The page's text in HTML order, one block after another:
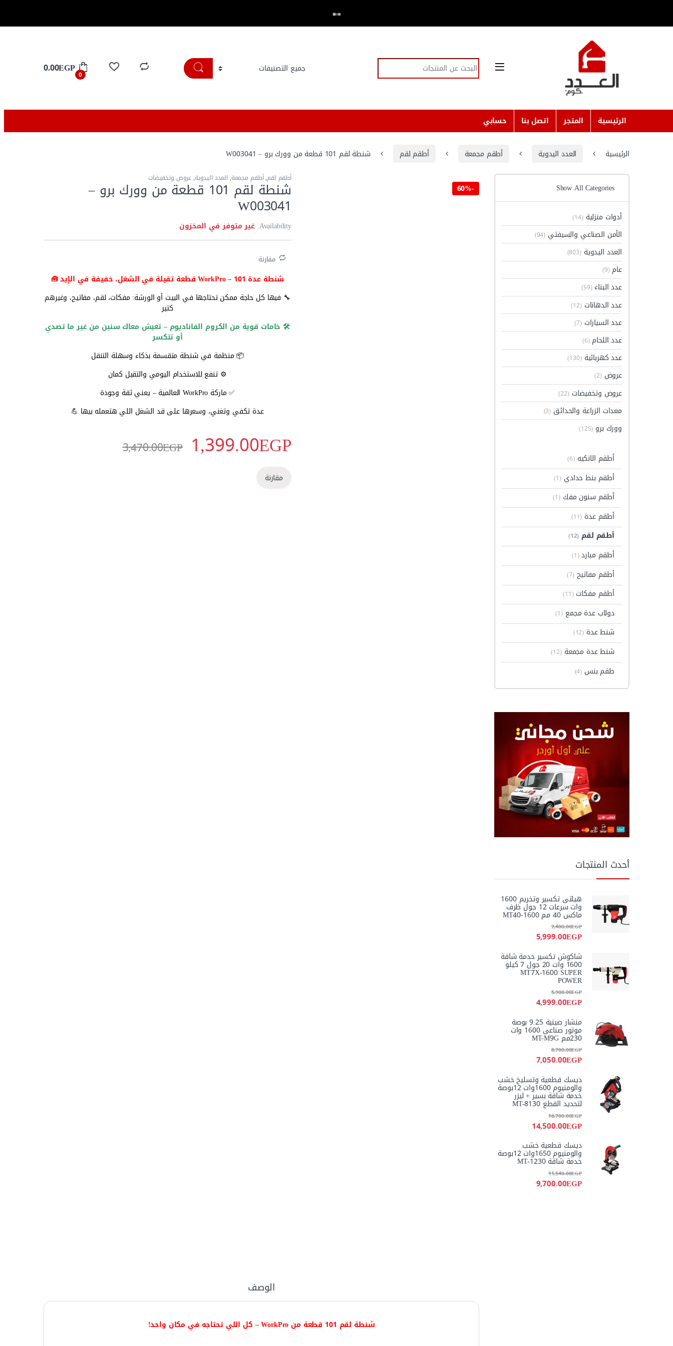
Search for:
0
0.00EGP
الرئيسية المتجر اتصل بنا حسابي
الرئيسية العدد اليدوية أطقم مجمعة أطقم لقم شنطة لقم 101 قطعة من وورك برو – W003041
-
60%
أطقم لقم,أطقم مجمعة,العدد اليدوية,عروض وتخفيضات
شنطة لقم 101 قطعة من وورك برو –
W003041
Availability: غير متوفر في المخزون
مقارنة
شنطة عدة WorkPro – 101 قطعة تقيلة في الشغل، خفيفة في الإيد 🧰
🔧 فيها كل حاجة ممكن تحتاجها في البيت أو الورشة: مفكات، لقم، مفاتيح، وغيرهم
كتير
🛠️ خامات قوية من الكروم الفاناديوم – تعيش معاك سنين من غير ما تصدي
أو تتكسر
📦 منظمة في شنطة متقسمة بذكاء وسهلة التنقل
⚙️ تنفع للاستخدام اليومي والتقيل كمان
✅ ماركة WorkPro العالمية – يعني ثقة وجودة
عدة تكفي وتغني، وسعرها على قد الشغل اللي هتعمله بيها 💪
1,399.00EGP
3,470.00EGP
مقارنة
الوصف
شنطة لقم 101 قطعة من WorkPro – كل اللي تحتاجه في مكان واحد!
Show All Categories
أدوات منزلية(14)
الأمن الصناعي والسيفتي (94)
العدد اليدوية(803)
عام(9)
عدد البناء(59)
عدد الدهانات(12)
عدد السيارات(7)
عدد اللحام(6)
عدد كهربائية(130)
عروض(2)
عروض وتخفيضات(22)
معدات الزراعة والحدائق (3)
وورك برو (125)
أطقم الانكيه(6)
أطقم بنط حدادي (1)
أطقم سنون مفك(1)
أطقم عدة (11)
أطقم لقم (12)
أطقم مبارد(1)
أطقم مفاتيح(7)
أطقم مفكات(11)
دولاب عدة مجمع (1)
شنط عدة (12)
شنط عدة مجمعة(12)
طقم بنس (4)
أحدث المنتجات
هيلتى تكسير وتخريم 1600
وات سرعات 12 جول ظرف
ماكس 40 مم MT40-1600
5,999.00EGP
7,400.00EGP
شاكوش تكسير خدمة شاقة
1600 وات 20 جول 7 كيلو
MT7X-1600 SUPER
POWER
4,999.00EGP
5,900.00EGP
منشار صينية 9.25 بوصة
موتور صناعى 1600 وات
230مم MT-M9G
7,050.00EGP
8,700.00EGP
ديسك قطعية وتسليخ خشب
والومنيوم 1600وات 12بوصة
خدمة شاقة بسير + ليزر
لتحديد القطع MT-8130
14,500.00EGP
16,700.00EGP
ديسك قطعية خشب
والومنيوم 1650وات 12بوصة
خدمة شاقة MT-1230
9,700.00EGP
11,540.00EGP